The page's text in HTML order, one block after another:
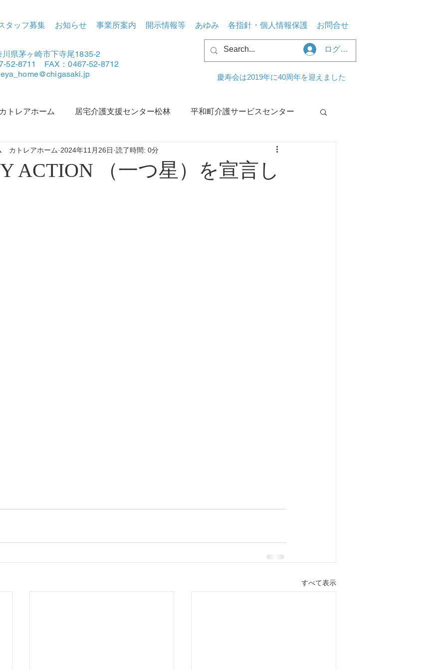
タッフ募集 お知らせ 事業所案内 開示情報等 あゆみ 各指針・個人情報保護 お問合せ
県茅ヶ崎市下寺尾1835-2
52-8711 FAX：0467-52-8712
ログイン
慶寿会は2019年に40周年を迎えました
トレアホーム 居宅介護支援センター松林 平和町介護サービスセンター
地区地域包括支援センターあさひ 松林地区地域包括支援センターくるみ
ACTION （一つ星）を宣言し
カトレアホーム 2024年11月26日 読了時間: 0分
すべて表示